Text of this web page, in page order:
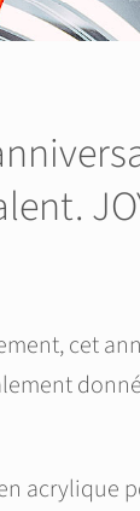
cet
acrylique